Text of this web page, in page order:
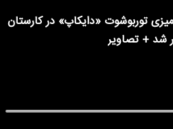
توربوشوت «دایکاپ» در کارستان
شد + تصاویر